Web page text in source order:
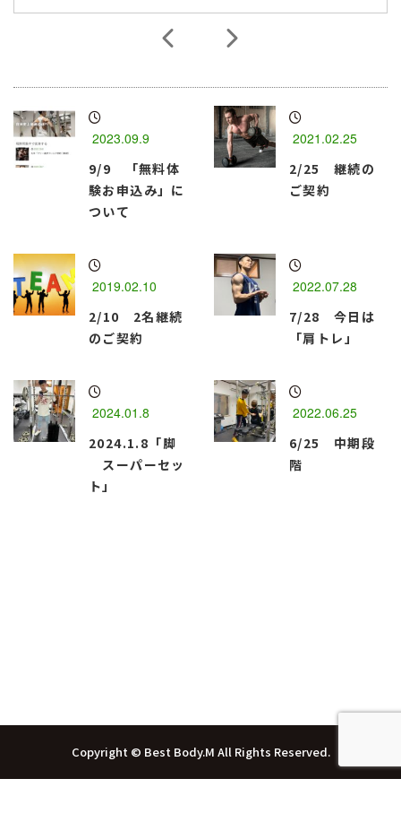
2023.09.9
9/9 「無料体
験お申込み」に
ついて
2021.02.25
2/25 継続の
ご契約
2019.02.10
2/10 2名継続
のご契約
2022.07.28
7/28 今日は
「肩トレ」
2024.01.8
2024.1.8「脚
スーパーセッ
ト」
2022.06.25
6/25 中期段
階
Copyright © Best Body.M All Rights Reserved.